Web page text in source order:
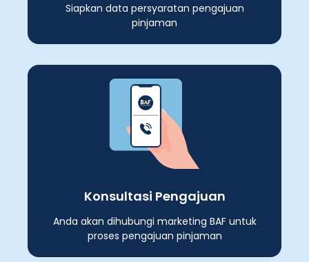
Siapkan data persyaratan pengajuan
pinjaman
Konsultasi Pengajuan
Anda akan dihubungi marketing BAF untuk
proses pengajuan pinjaman